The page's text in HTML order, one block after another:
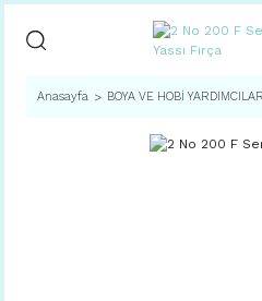
Anasayfa BOYA VE HOBİ